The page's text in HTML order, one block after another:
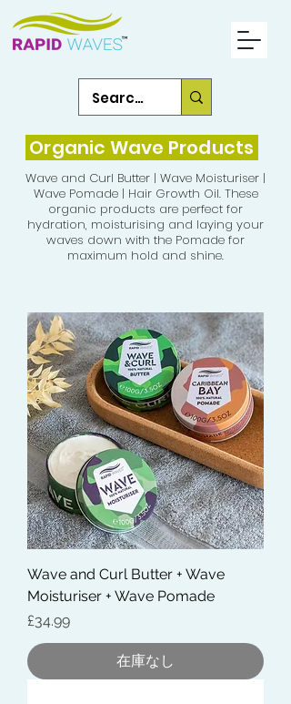
Organic Wave Products
Wave and Curl Butter | Wave Moisturiser |
Wave Pomade | Hair Growth Oil. These
organic products are perfect for
hydration, moisturising and laying your
waves down with the Pomade for
maximum hold and shine.
Wave and Curl Butter + Wave
Moisturiser + Wave Pomade
価格
£34.99
在庫なし